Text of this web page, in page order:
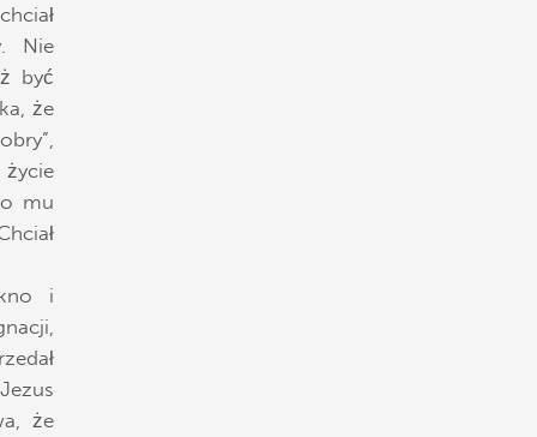
Nie
być
że
mu
i
że